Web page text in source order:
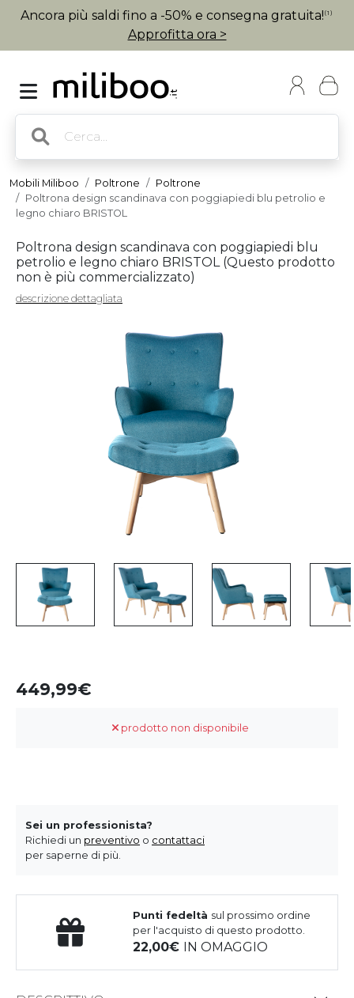
Ancora più saldi fino a -50% e consegna gratuita! (1)
Approfitta ora >
Mobili Miliboo Poltrone
Poltrone
Poltrona design scandinava con poggiapiedi blu petrolio e
legno chiaro BRISTOL
Poltrona design scandinava con poggiapiedi blu
petrolio e legno chiaro BRISTOL (Questo prodotto
non è più commercializzato)
descrizione dettagliata
449,99
prodotto non disponibile
Sei un professionista?
Richiedi un preventivo o contattaci
per saperne di più.
Punti fedeltà sul prossimo ordine
per l'acquisto di questo prodotto.
22,00 IN OMAGGIO